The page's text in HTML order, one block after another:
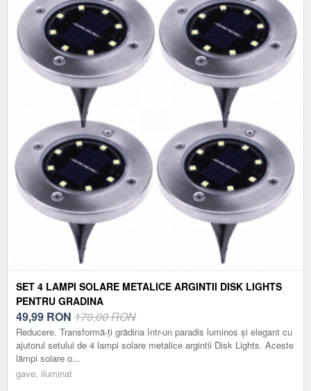
SET 4 LAMPI SOLARE METALICE ARGINTII DISK LIGHTS
PENTRU GRADINA
49,99 RON 170,00 RON
Reducere. Transformă-ți grădina într-un paradis luminos și elegant cu
ajutorul setului de 4 lampi solare metalice argintii Disk Lights. Aceste
lămpi solare o...
gave, iluminat